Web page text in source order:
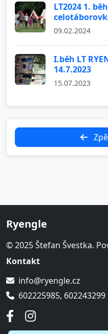
LT2024 1.
09.02.2024
I.běh LT
14.7.2023
15.07.2023
Ryengle
© 2025 Štefan Švestka.
Kontakt
info@ryengle.cz
602225985, 602243299